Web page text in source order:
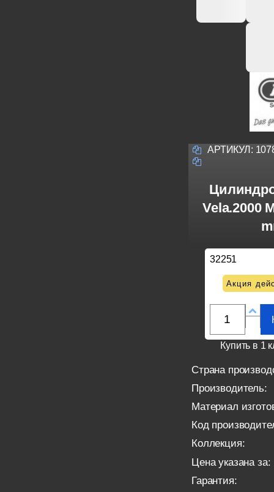
АРТИКУЛ:
Vela.2000
32251
Акция
Купить в 1
Страна
Производитель:
Материал
Код
Коллекция:
Цена указана за:
Гарантия: